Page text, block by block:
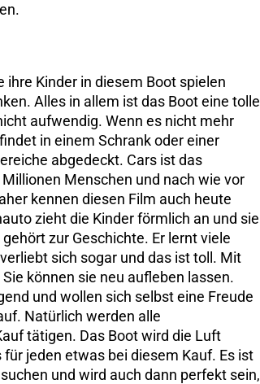
Kinder in diesem Boot spielen
Alles in allem ist das Boot eine tolle
aufwendig. Wenn es nicht mehr
in einem Schrank oder einer
abgedeckt. Cars ist das
Menschen und nach wie vor
kennen diesen Film auch heute
zieht die Kinder förmlich an und sie
zur Geschichte. Er lernt viele
sich sogar und das ist toll. Mit
können sie neu aufleben lassen.
und wollen sich selbst eine Freude
Natürlich werden alle
tätigen. Das Boot wird die Luft
jeden etwas bei diesem Kauf. Es ist
und wird auch dann perfekt sein,